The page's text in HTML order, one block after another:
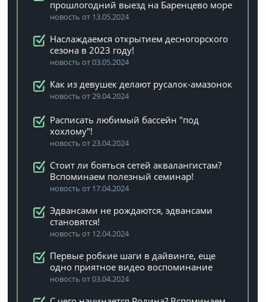
прошлогодний выезд на Баренцево море
новость от 13.05.2024
Наслаждаемся открытием десногорского
сезона в 2023 году!
новость от 03.05.2024
Как из девушек делают русалок-амазонок
новость от 29.04.2024
Расписать любимый бассейн "под
хохлому"!
новость от 23.04.2024
Стоит ли бояться сетей аквалангистам?
Вспоминаем полезный семинар!
новость от 17.04.2024
Эдвансами не рождаются, эдвансами
становятся!
новость от 12.04.2024
Первые робкие шаги в дайвинге, еще
одно приятное видео воспоминание
новость от 03.04.2024